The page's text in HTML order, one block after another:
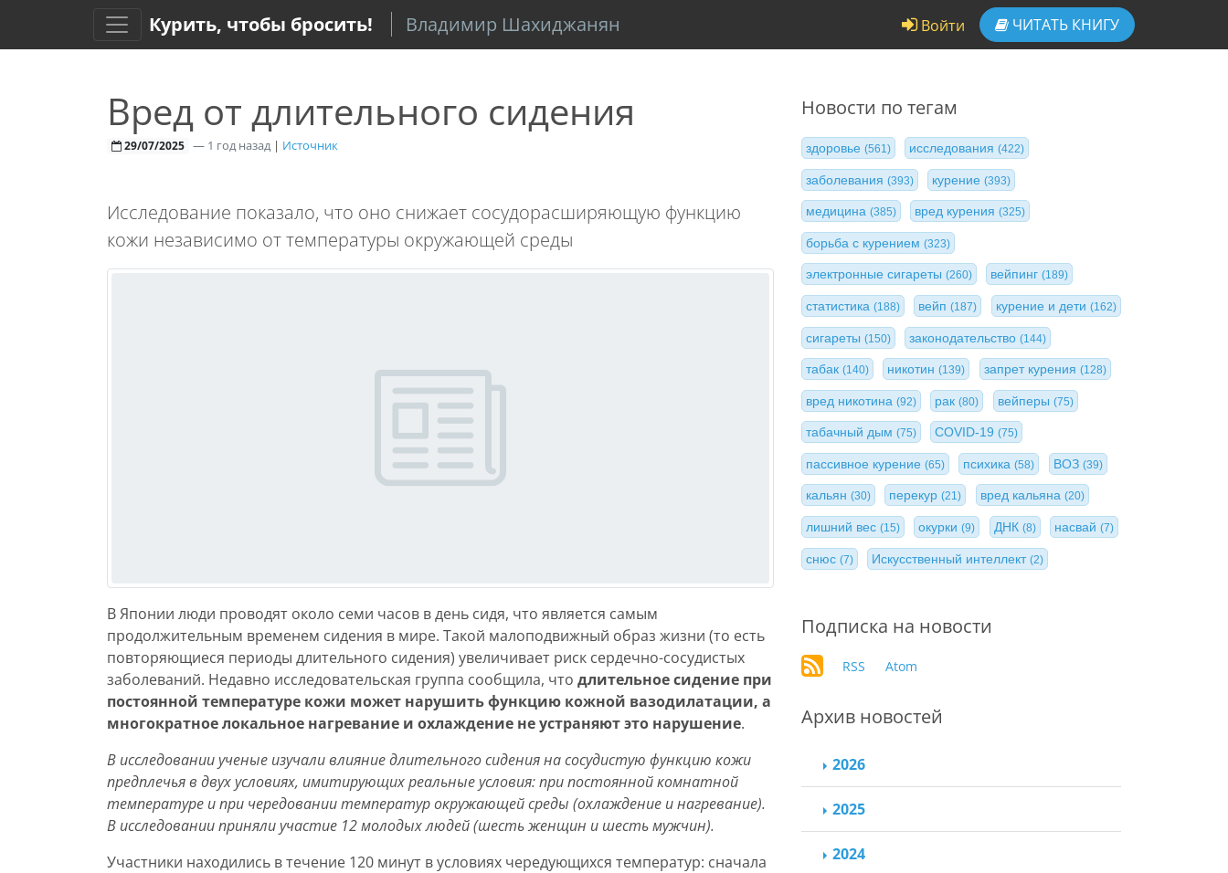
Курить, чтобы бросить! Владимир Шахиджанян Войти ЧИТАТЬ КНИГУ
Вред от длительного сидения
29/07/2025 —1 год назад | Источник
Исследование показало, что оно снижает сосудорасширяющую функцию
кожи независимо от температуры окружающей среды
В Японии люди проводят около семи часов в день сидя, что является самым
продолжительным временем сидения в мире. Такой малоподвижный образ жизни (то есть
повторяющиеся периоды длительного сидения) увеличивает риск сердечно-сосудистых
заболеваний. Недавно исследовательская группа сообщила, что длительное сидение при
постоянной температуре кожи может нарушить функцию кожной вазодилатации, а
многократное локальное нагревание и охлаждение не устраняют это нарушение.
В исследовании ученые изучали влияние длительного сидения на сосудистую функцию кожи
предплечья в двух условиях, имитирующих реальные условия: при постоянной комнатной
температуре и при чередовании температур окружающей среды (охлаждение и нагревание).
В исследовании приняли участие 12 молодых людей (шесть женщин и шесть мужчин).
Участники находились в течение 120 минут в условиях чередующихся температур: сначала
Новости по тегам
здоровье (561) исследования(422)
заболевания (393) курение(393)
медицина (385) вред курения(325)
борьба с курением (323)
электронные сигареты (260) вейпинг(189)
статистика (188) вейп(187) курение и дети (162)
сигареты (150) законодательство(144)
табак (140) никотин(139) запрет курения (128)
вред никотина (92) рак(80) вейперы (75)
табачный дым (75) COVID-19(75)
пассивное курение (65) психика(58) ВОЗ (39)
кальян (30) перекур(21) вред кальяна (20)
лишний вес (15) окурки(9) ДНК (8) насвай(7)
снюс (7) Искусственный интеллект(2)
Подписка на новости
RSS Atom
Архив новостей
2026
2025
2024